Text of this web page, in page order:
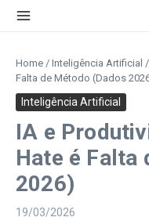
Home / Inteligência Artificial /
Falta de Método (Dados
Inteligência Artificial
IA e
Hate é Falta
2026)
19/03/2026